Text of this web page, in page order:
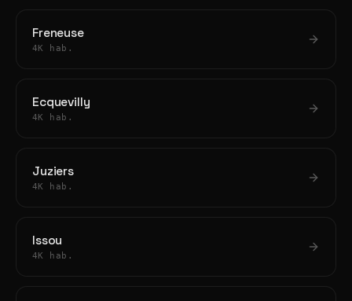
Freneuse
4K hab.
Ecquevilly
4K hab.
Juziers
4K hab.
Issou
4K hab.